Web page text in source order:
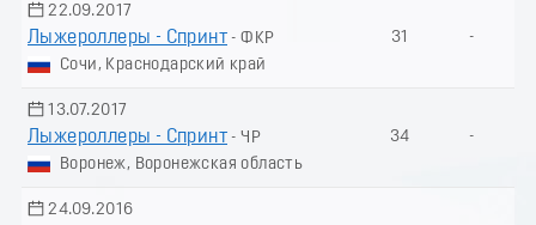
22.09.2017
Лыжероллеры - Спринт - ФКР
Сочи, Краснодарский край
31 -
13.07.2017
Лыжероллеры - Спринт - ЧР
Воронеж, Воронежская область
34 -
24.09.2016